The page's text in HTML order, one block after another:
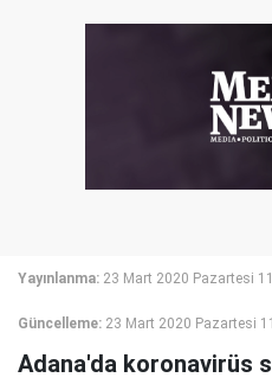
Yayınlanma: 23 Mart 2020 Pazartesi
Güncelleme: 23 Mart 2020 Pazartesi
Adana'da koronavirüs